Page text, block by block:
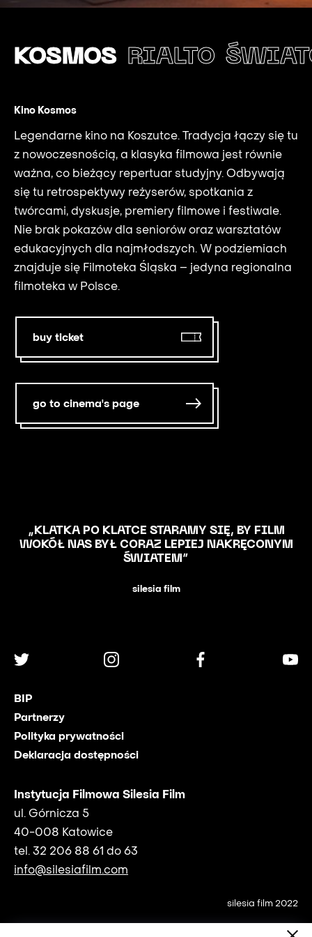
KOSMOS RIALTO
Kino Kosmos
Legendarne kino na Koszutce. Tradycja łączy się tu
z nowoczesnością, a klasyka filmowa jest równie
ważna, co bieżący repertuar studyjny. Odbywają
się tu retrospektywy reżyserów, spotkania z
twórcami, dyskusje, premiery filmowe i festiwale.
Nie brak pokazów dla seniorów oraz warsztatów
edukacyjnych dla najmłodszych. W podziemiach
znajduje się Filmoteka Śląska – jedyna regionalna
filmoteka w Polsce.
buy ticket
go to cinema's page
„KLATKA PO KLATCE STARAMY SIĘ, BY FILM
WOKÓŁ NAS BYŁ CORAZ LEPIEJ NAKRĘCONYM
ŚWIATEM”
silesia film
Instytucja Filmowa Silesia Film
ul. Górnicza 5
40-008 Katowice
tel. 32 206 88 61 do 63
info@silesiafilm.com
BIP
Partnerzy
Polityka prywatności
Deklaracja dostępności
silesia film 2022